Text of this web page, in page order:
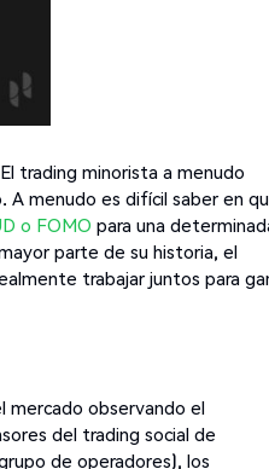
trading minorista a menudo
A menudo es difícil saber en
o FOMO para una
parte de su historia, el
trabajar juntos para
mercado observando el
del trading social de
de operadores), los